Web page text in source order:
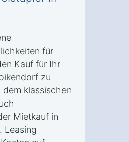
für
Kauf für Ihr
zu
klassischen
Mietkauf in
Leasing